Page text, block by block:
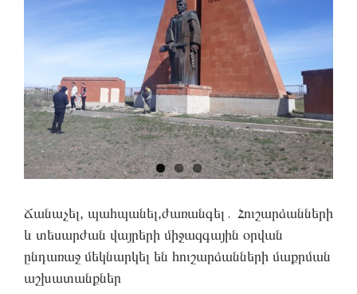
Ճանաչել, պահպանել,ժառանգել․ Հուշարձանների
և տեսարժան վայրերի միջազգային օրվան
ընդառաջ մեկնարկել են հուշարձանների մաքրման
աշխատանքներ